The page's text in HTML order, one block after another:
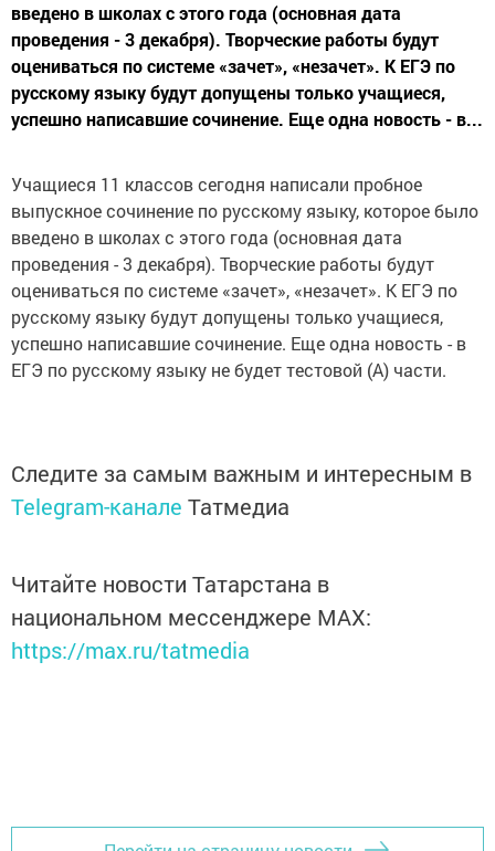
введено в школах с этого года (основная дата
проведения - 3 декабря). Творческие работы будут
оцениваться по системе «зачет», «незачет». К ЕГЭ по
русскому языку будут допущены только учащиеся,
успешно написавшие сочинение. Еще одна новость - в...
Учащиеся 11 классов сегодня написали пробное
выпускное сочинение по русскому языку, которое было
введено в школах с этого года (основная дата
проведения - 3 декабря). Творческие работы будут
оцениваться по системе «зачет», «незачет». К ЕГЭ по
русскому языку будут допущены только учащиеся,
успешно написавшие сочинение. Еще одна новость - в
ЕГЭ по русскому языку не будет тестовой (А) части.
Следите за самым важным и интересным в
Telegram-канале Татмедиа
Читайте новости Татарстана в
национальном мессенджере MАХ:
https://max.ru/tatmedia